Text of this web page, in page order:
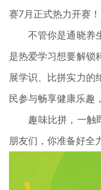
赛7月正式热力开赛！
不管你是通晓养生
是热爱学习想要解锁
展学识、比拼实力的
民参与畅享健康乐趣
趣味比拼，一触即
朋友们，你准备好全